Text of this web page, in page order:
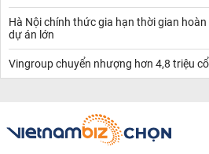
Hà Nội chính thức gia hạn thời gian
dự án lớn
Vingroup chuyển nhượng hơn 4,8 triệu